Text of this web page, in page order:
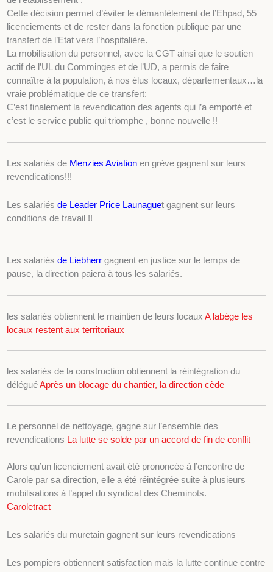
Cette décision permet d’éviter le démantèlement de l’Ehpad, 55
licenciements et de rester dans la fonction publique par une
transfert de l’Etat vers l’hospitalière.
La mobilisation du personnel, avec la CGT ainsi que le soutien
actif de l’UL du Comminges et de l’UD, a permis de faire
connaître à la population, à nos élus locaux, départementaux…la
vraie problématique de ce transfert:
C’est finalement la revendication des agents qui l’a emporté et
c’est le service public qui triomphe , bonne nouvelle !!
Les salariés de Menzies Aviation en grève gagnent sur leurs
revendications!!!
Les salariésde Leader Price Launaguet gagnent sur leurs
conditions de travail !!
Les salariésde Liebherr gagnent en justice sur le temps de
pause, la direction paiera à tous les salariés.
les salariés obtiennent le maintien de leurs locaux A labége les
locaux restent aux territoriaux
les salariés de la construction obtiennent la réintégration du
déléguéAprès un blocage du chantier, la direction cède
Le personnel de nettoyage, gagne sur l’ensemble des
revendications La lutte se solde par un accord de fin de conflit
Alors qu’un licenciement avait été prononcée à l’encontre de
Carole par sa direction, elle a été réintégrée suite à plusieurs
mobilisations à l’appel du syndicat des Cheminots.
Caroletract
Les salariés du muretain gagnent sur leurs revendications
Les pompiers obtiennent satisfaction mais la lutte continue contre